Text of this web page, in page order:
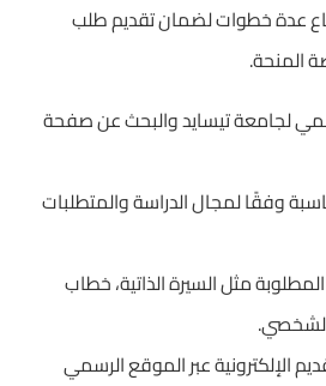
عدة خطوات لضمان تقديم طلب
المنحة.
لجامعة تيسايد والبحث عن صفحة
وفقًا لمجال الدراسة والمتطلبات
مثل السيرة الذاتية، خطاب
الشخصي.
الإلكترونية عبر الموقع الرسمي